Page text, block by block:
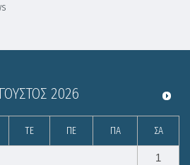
2026
ΤΕ ΠΕ ΠΑ ΣΑ
1